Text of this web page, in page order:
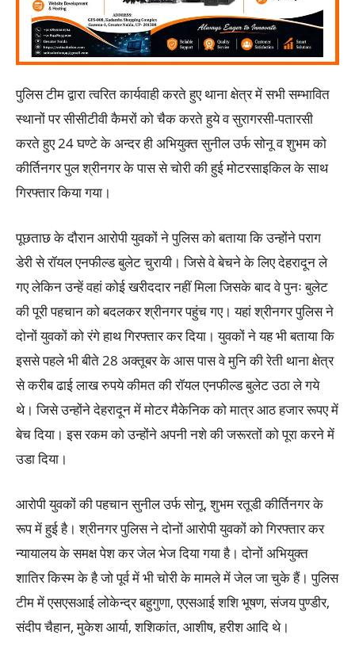
पुलिस टीम द्वारा त्वरित कार्यवाही करते हुए थाना क्षेत्र में सभी सम्भावित
स्थानों पर सीसीटीवी कैमरों को चैक करते हुये व सुरागरसी-पतारसी
करते हुए 24 घण्टे के अन्दर ही अभियुक्त सुनील उर्फ सोनू व शुभम को
कीर्तिनगर पुल श्रीनगर के पास से चोरी की हुई मोटरसाइकिल के साथ
गिरफ्तार किया गया।
पूछताछ के दौरान आरोपी युवकों ने पुलिस को बताया कि उन्होंने पराग
डेरी से रॉयल एनफील्ड बुलेट चुरायी। जिसे वे बेचने के लिए देहरादून ले
गए लेकिन उन्हें वहां कोई खरीददार नहीं मिला जिसके बाद वे पुनः बुलेट
की पूरी पहचान को बदलकर श्रीनगर पहुंच गए। यहां श्रीनगर पुलिस ने
दोनों युवकों को रंगे हाथ गिरफ्तार कर दिया। युवकों ने यह भी बताया कि
इससे पहले भी बीते 28 अक्तूबर के आस पास वे मुनि की रेती थाना क्षेत्र
से करीब ढाई लाख रुपये कीमत की रॉयल एनफील्ड बुलेट उठा ले गये
थे। जिसे उन्होंने देहरादून में मोटर मैकेनिक को मात्र आठ हजार रूपए में
बेच दिया। इस रकम को उन्होंने अपनी नशे की जरूरतों को पूरा करने में
उडा दिया।
आरोपी युवकों की पहचान सुनील उर्फ सोनू, शुभम रतूडी कीर्तिनगर के
रूप में हुई है। श्रीनगर पुलिस ने दोनों आरोपी युवकों को गिरफ्तार कर
न्यायालय के समक्ष पेश कर जेल भेज दिया गया है। दोनों अभियुक्त
शातिर किस्म के है जो पूर्व में भी चोरी के मामले में जेल जा चुके हैं। पुलिस
टीम में एसएसआई लोकेन्द्र बहुगुणा, एएसआई शशि भूषण, संजय पुण्डीर,
संदीप चैहान, मुकेश आर्या, शशिकांत, आशीष, हरीश आदि थे।